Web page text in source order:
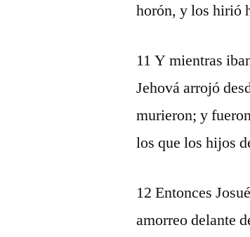
horón, y los hirió
11 Y mientras
Jehová arrojó
murieron; y
los que los hijos
12 Entonces
amorreo delante